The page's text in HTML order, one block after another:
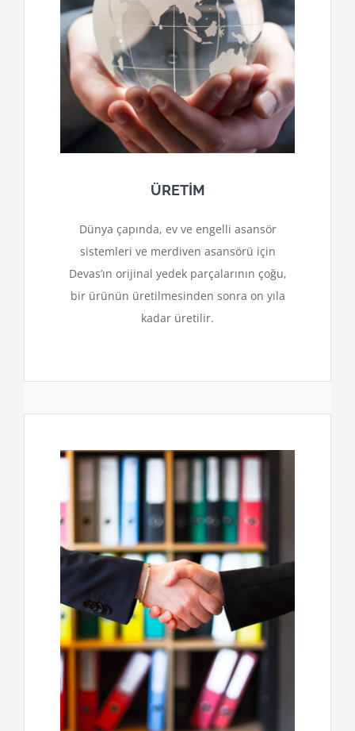
ÜRETİM
Dünya çapında, ev ve engelli asansör
sistemleri ve merdiven asansörü için
Devas’ın orijinal yedek parçalarının çoğu,
bir ürünün üretilmesinden sonra on yıla
kadar üretilir.